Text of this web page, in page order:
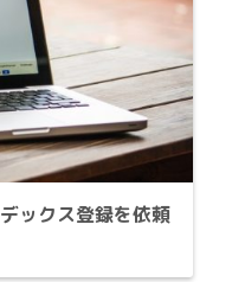
ックス登録を依頼